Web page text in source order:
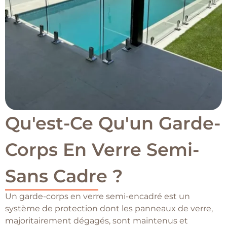
Qu'est-Ce Qu'un Garde-
Corps En Verre Semi-
Sans Cadre ?
Un garde-corps en verre semi-encadré est un
système de protection dont les panneaux de verre,
majoritairement dégagés, sont maintenus et